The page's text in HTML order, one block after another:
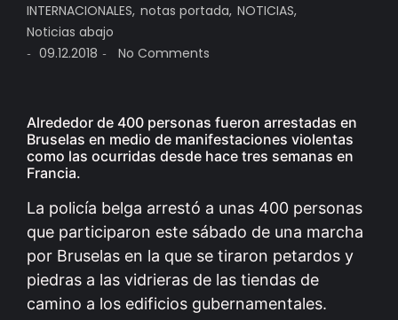
INTERNACIONALES, notas portada, NOTICIAS,
Noticias abajo
- 09.12.2018 - No Comments
Alrededor de 400 personas fueron arrestadas en
Bruselas en medio de manifestaciones violentas
como las ocurridas desde hace tres semanas en
Francia.
La policía belga arrestó a unas 400 personas
que participaron este sábado de una marcha
por Bruselas en la que se tiraron petardos y
piedras a las vidrieras de las tiendas de
camino a los edificios gubernamentales.